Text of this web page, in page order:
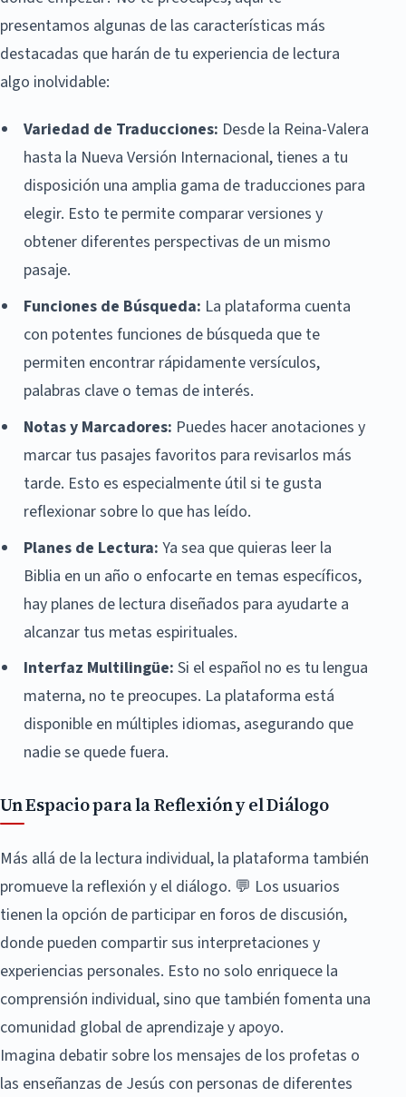
presentamos algunas de las características más
destacadas que harán de tu experiencia de lectura
algo inolvidable:
Variedad de Traducciones: Desde la Reina-Valera
hasta la Nueva Versión Internacional, tienes a tu
disposición una amplia gama de traducciones para
elegir. Esto te permite comparar versiones y
obtener diferentes perspectivas de un mismo
pasaje.
Funciones de Búsqueda: La plataforma cuenta
con potentes funciones de búsqueda que te
permiten encontrar rápidamente versículos,
palabras clave o temas de interés.
Notas y Marcadores: Puedes hacer anotaciones y
marcar tus pasajes favoritos para revisarlos más
tarde. Esto es especialmente útil si te gusta
reflexionar sobre lo que has leído.
Planes de Lectura: Ya sea que quieras leer la
Biblia en un año o enfocarte en temas específicos,
hay planes de lectura diseñados para ayudarte a
alcanzar tus metas espirituales.
Interfaz Multilingüe: Si el español no es tu lengua
materna, no te preocupes. La plataforma está
disponible en múltiples idiomas, asegurando que
nadie se quede fuera.
Un Espacio para la Reflexión y el Diálogo
Más allá de la lectura individual, la plataforma también
promueve la reflexión y el diálogo. 💬 Los usuarios
tienen la opción de participar en foros de discusión,
donde pueden compartir sus interpretaciones y
experiencias personales. Esto no solo enriquece la
comprensión individual, sino que también fomenta una
comunidad global de aprendizaje y apoyo.
Imagina debatir sobre los mensajes de los profetas o
las enseñanzas de Jesús con personas de diferentes